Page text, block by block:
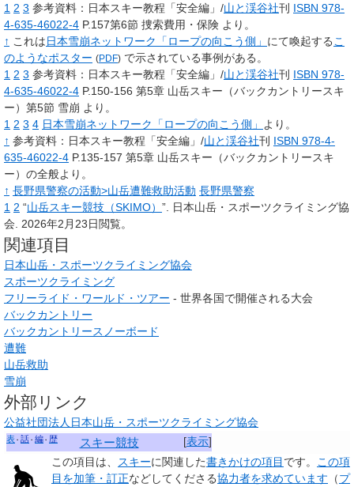
1 2 3 参考資料：日本スキー教程「安全編」/山と渓谷社刊 ISBN 978-
4-635-46022-4 P.157第6節 捜索費用・保険 より。
↑ これは日本雪崩ネットワーク「ロープの向こう側」 にて喚起する こ
のようなポスター (PDF) で示されている事例がある。
1 2 3 参考資料：日本スキー教程「安全編」/山と渓谷社刊 ISBN 978-
4-635-46022-4 P.150-156 第5章 山岳スキー（バックカントリースキ
ー）第5節 雪崩 より。
1 2 3 4 日本雪崩ネットワーク「ロープの向こう側」
より。
↑ 参考資料：日本スキー教程「安全編」/山と渓谷社刊 ISBN 978-4-
635-46022-4 P.135-157 第5章 山岳スキー（バックカントリースキ
ー）の全般より。
↑ 長野県警察の活動>山岳遭難救助活動 長野県警察
1 2 “山岳スキー競技（SKIMO） ”.
日本山岳・スポーツクライミング協
会.
2026年2月23日閲覧。
関連項目
日本山岳・スポーツクライミング協会
スポーツクライミング
フリーライド・ワールド・ツアー - 世界各国で開催される大会
バックカントリー
バックカントリースノーボード
遭難
山岳救助
雪崩
外部リンク
公益社団法人日本山岳・スポーツクライミング協会
[表示]
表 話 編 歴 スキー競技
この項目は、 スキーに関連した書きかけの項目 です。
この項
目を加筆・訂正などしてくださる協力者を求めています （プ